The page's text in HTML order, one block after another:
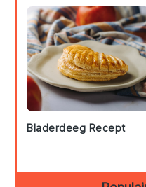
Bladerdeeg Recept